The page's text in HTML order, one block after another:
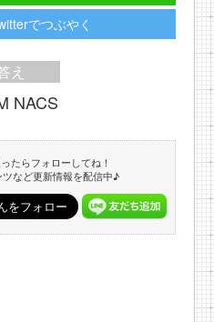
でつぶやく
え
NACS
たらフォローしてね！
など更新情報を配信中♪